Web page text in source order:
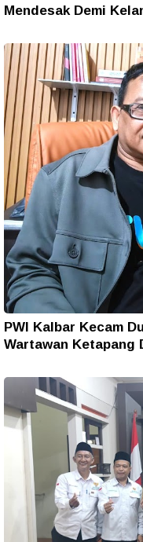
Mendesak Demi
PWI Kalbar Kecam
Wartawan Ketapang